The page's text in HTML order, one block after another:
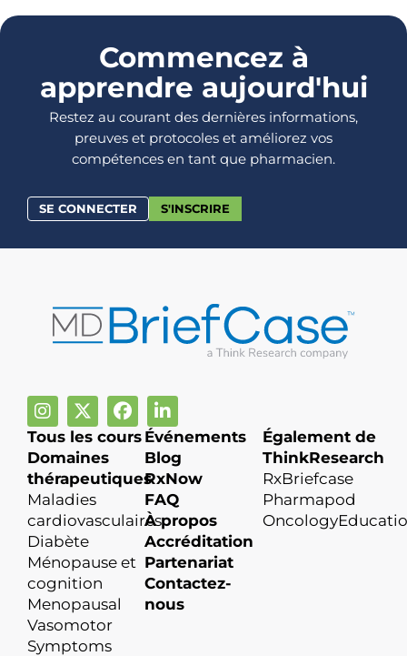
Commencez à
apprendre aujourd'hui
Restez au courant des dernières informations,
preuves et protocoles et améliorez vos
compétences en tant que pharmacien.
SE CONNECTER S'INSCRIRE
Tous les cours
Domaines
thérapeutiques
Maladies
cardiovasculaires
Diabète
Ménopause et
cognition
Menopausal
Vasomotor
Symptoms
Événements
Blog
RxNow
FAQ
À propos
Accréditation
Partenariat
Contactez-
nous
Également de
ThinkResearch
RxBriefcase
Pharmapod